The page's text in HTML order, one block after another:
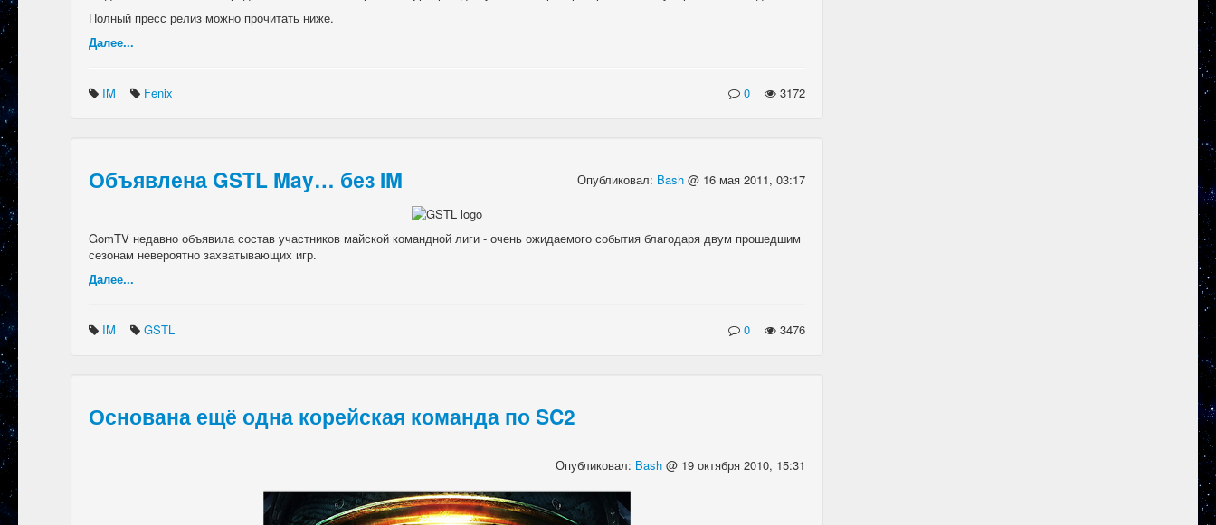
Полный пресс релиз можно прочитать ниже.
Далее...
IM Fenix 0 3172
Объявлена GSTL May… без IM Опубликовал: Bash @ 16 мая 2011, 03:17
GomTV недавно объявила состав участников майской командной лиги - очень ожидаемого события благодаря двум прошедшим
сезонам невероятно захватывающих игр.
Далее...
IM GSTL 0 3476
Основана ещё одна корейская команда по SC2
Опубликовал: Bash @ 19 октября 2010, 15:31